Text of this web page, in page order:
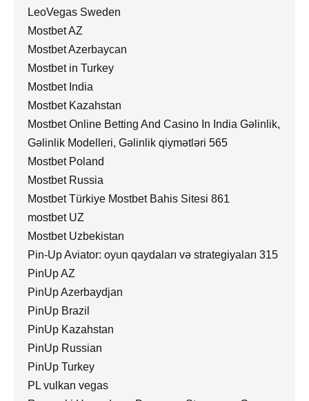
LeoVegas Sweden
Mostbet AZ
Mostbet Azerbaycan
Mostbet in Turkey
Mostbet India
Mostbet Kazahstan
Mostbet Online Betting And Casino In India Gəlinlik,
Gəlinlik Modelleri, Gəlinlik qiymətləri 565
Mostbet Poland
Mostbet Russia
Mostbet Türkiye Mostbet Bahis Sitesi 861
mostbet UZ
Mostbet Uzbekistan
Pin-Up Aviator: oyun qaydaları və strategiyaları 315
PinUp AZ
PinUp Azerbaydjan
PinUp Brazil
PinUp Kazahstan
PinUp Russian
PinUp Turkey
PL vulkan vegas